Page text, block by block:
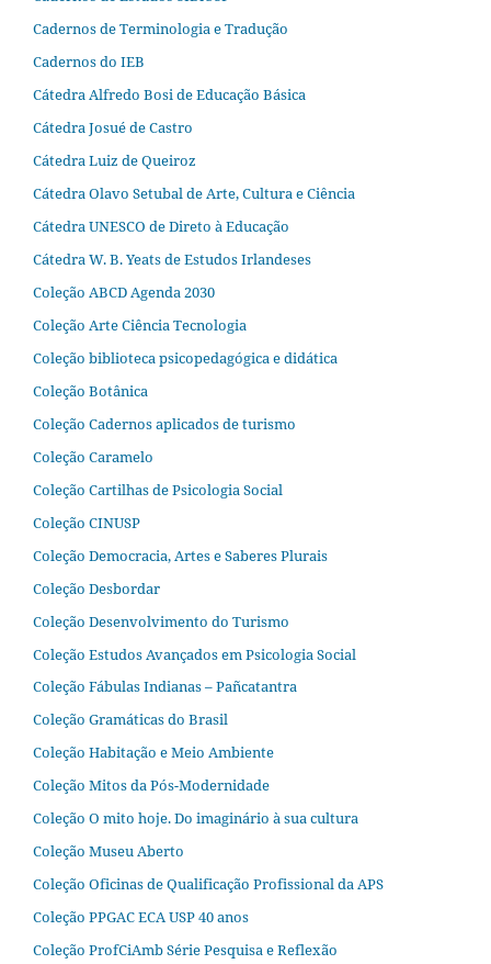
Cadernos de Terminologia e Tradução
Cadernos do IEB
Cátedra Alfredo Bosi de Educação Básica
Cátedra Josué de Castro
Cátedra Luiz de Queiroz
Cátedra Olavo Setubal de Arte, Cultura e Ciência
Cátedra UNESCO de Direto à Educação
Cátedra W. B. Yeats de Estudos Irlandeses
Coleção ABCD Agenda 2030
Coleção Arte Ciência Tecnologia
Coleção biblioteca psicopedagógica e didática
Coleção Botânica
Coleção Cadernos aplicados de turismo
Coleção Caramelo
Coleção Cartilhas de Psicologia Social
Coleção CINUSP
Coleção Democracia, Artes e Saberes Plurais
Coleção Desbordar
Coleção Desenvolvimento do Turismo
Coleção Estudos Avançados em Psicologia Social
Coleção Fábulas Indianas – Pañcatantra
Coleção Gramáticas do Brasil
Coleção Habitação e Meio Ambiente
Coleção Mitos da Pós-Modernidade
Coleção O mito hoje. Do imaginário à sua cultura
Coleção Museu Aberto
Coleção Oficinas de Qualificação Profissional da APS
Coleção PPGAC ECA USP 40 anos
Coleção ProfCiAmb Série Pesquisa e Reflexão